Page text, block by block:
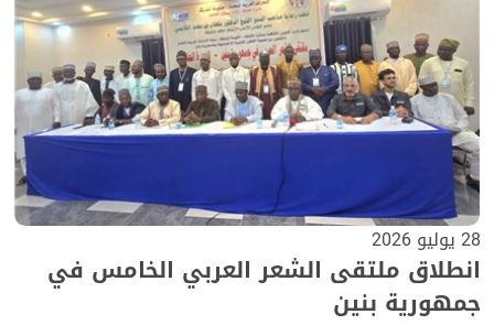
28 يوليو 2026
انطلاق ملتقى الشعر العربي الخامس في
جمهورية بنين